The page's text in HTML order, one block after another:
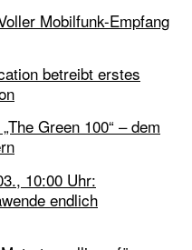
Mobilfunk-Empfang
betreibt erstes
Green 100“ – dem
10:00 Uhr:
endlich